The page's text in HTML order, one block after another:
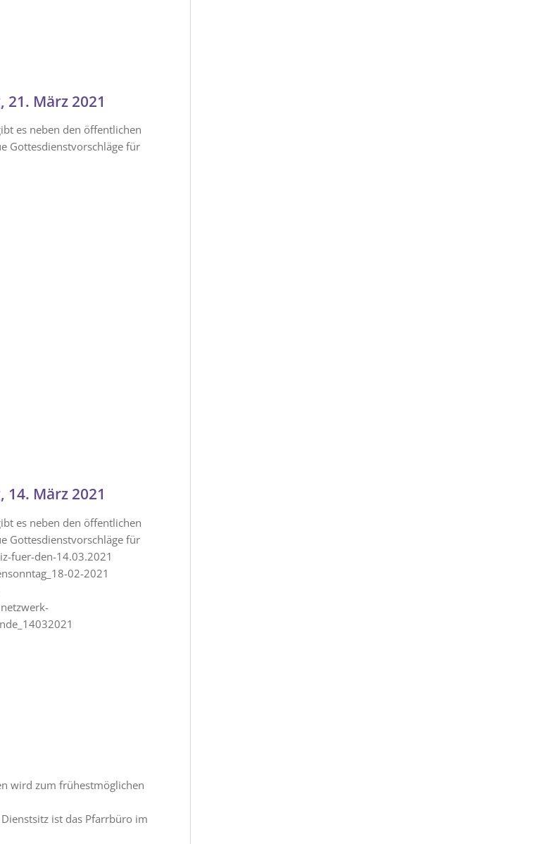
März 2021
es neben den öffentlichen
Gottesdienstvorschläge für
März 2021
es neben den öffentlichen
Gottesdienstvorschläge für
fuer-den-14.03.2021
02-2021
wird zum frühestmöglichen
ist das Pfarrbüro im